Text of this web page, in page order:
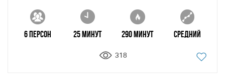
6 персон 25 минут 290 минут Средний
318